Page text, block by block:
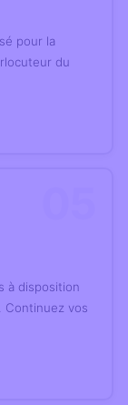
pour la
du
à disposition
Continuez vos